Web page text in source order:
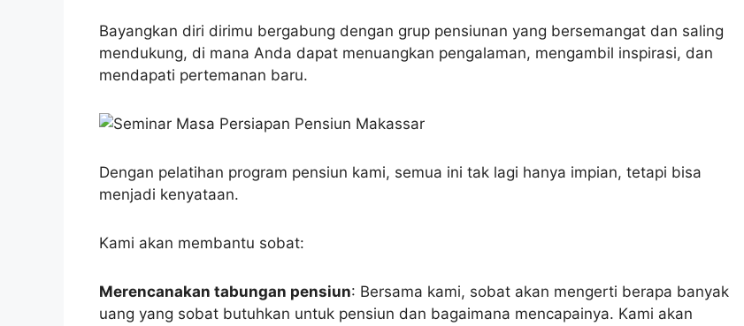
Bayangkan diri dirimu bergabung dengan grup pensiunan yang bersemangat dan saling
mendukung, di mana Anda dapat menuangkan pengalaman, mengambil inspirasi, dan
mendapati pertemanan baru.
Dengan pelatihan program pensiun kami, semua ini tak lagi hanya impian, tetapi bisa
menjadi kenyataan.
Kami akan membantu sobat:
Merencanakan tabungan pensiun: Bersama kami, sobat akan mengerti berapa banyak
uang yang sobat butuhkan untuk pensiun dan bagaimana mencapainya. Kami akan